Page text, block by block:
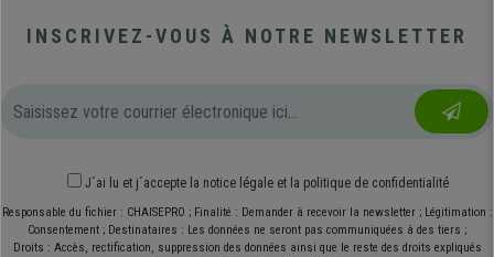
INSCRIVEZ-VOUS À NOTRE NEWSLETTER
J´ai lu et j´accepte la notice légale et la politique de confidentialité
Responsable du fichier : CHAISEPRO ; Finalité : Demander à recevoir la newsletter ; Légitimation :
Consentement ; Destinataires : Les données ne seront pas communiquées à des tiers ;
Droits : Accès, rectification, suppression des données ainsi que le reste des droits expliqués